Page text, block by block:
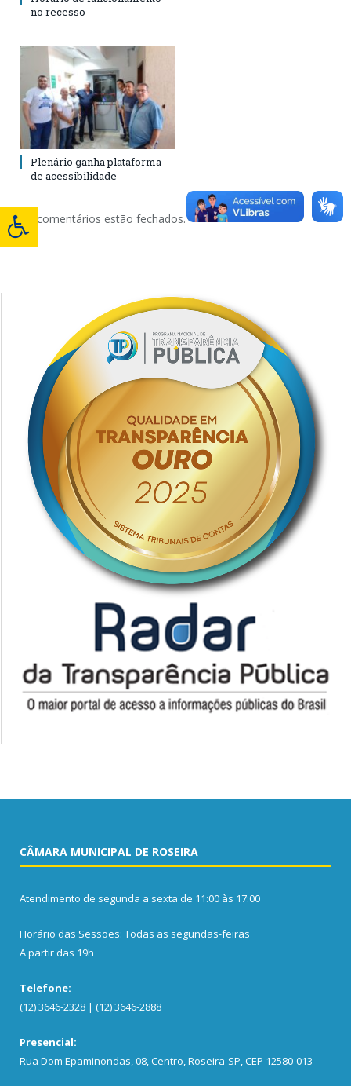
no recesso
Plenário ganha plataforma
de acessibilidade
Os comentários estão fechados.
CÂMARA MUNICIPAL DE ROSEIRA
Atendimento de segunda a sexta de 11:00 às 17:00
Horário das Sessões: Todas as segundas-feiras
A partir das 19h
Telefone:
(12) 3646-2328 | (12) 3646-2888
Presencial:
Rua Dom Epaminondas, 08, Centro, Roseira-SP, CEP 12580-013